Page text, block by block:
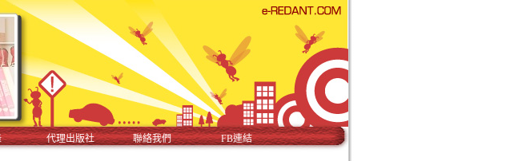
代理出版社 聯絡我們 FB連結